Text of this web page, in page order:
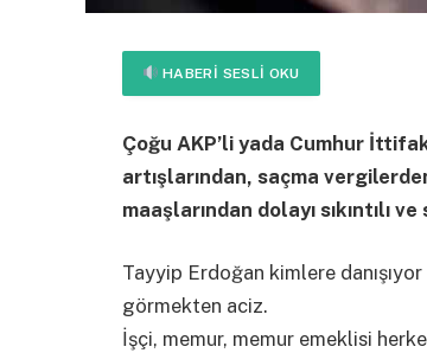
HABERI SESLI OKU
Çoğu AKP’li yada Cumhur
artışlarından, saçma
maaşlarından dolayı sıkıntılı
Tayyip Erdoğan kimlere
görmekten aciz.
İşçi, memur, memur emeklisi